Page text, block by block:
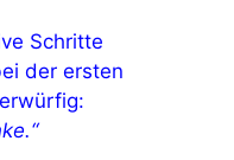
Schritte
der ersten